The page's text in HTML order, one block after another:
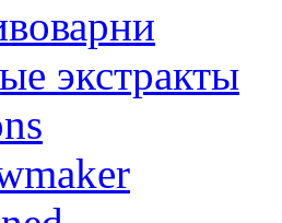
экстракты